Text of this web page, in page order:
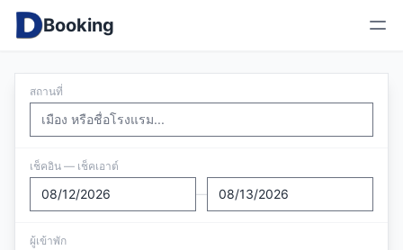
Booking
สถานที่
เช็คอิน — เช็คเอาต์
—
ผู้เข้าพัก